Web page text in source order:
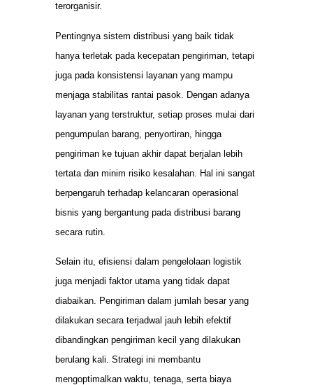
terorganisir.
Pentingnya sistem distribusi yang baik tidak
hanya terletak pada kecepatan pengiriman, tetapi
juga pada konsistensi layanan yang mampu
menjaga stabilitas rantai pasok. Dengan adanya
layanan yang terstruktur, setiap proses mulai dari
pengumpulan barang, penyortiran, hingga
pengiriman ke tujuan akhir dapat berjalan lebih
tertata dan minim risiko kesalahan. Hal ini sangat
berpengaruh terhadap kelancaran operasional
bisnis yang bergantung pada distribusi barang
secara rutin.
Selain itu, efisiensi dalam pengelolaan logistik
juga menjadi faktor utama yang tidak dapat
diabaikan. Pengiriman dalam jumlah besar yang
dilakukan secara terjadwal jauh lebih efektif
dibandingkan pengiriman kecil yang dilakukan
berulang kali. Strategi ini membantu
mengoptimalkan waktu, tenaga, serta biaya